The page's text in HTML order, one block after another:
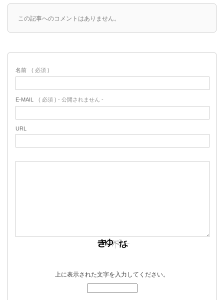
この記事へのコメントはありません。
名前 ( 必須 )
E-MAIL ( 必須 ) - 公開されません -
URL
上に表示された文字を入力してください。